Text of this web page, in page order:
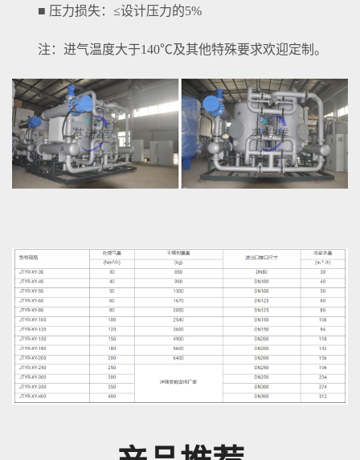
■ 压力损失：≤设计压力的5%
注：进气温度大于140℃及其他特殊要求欢迎定制。